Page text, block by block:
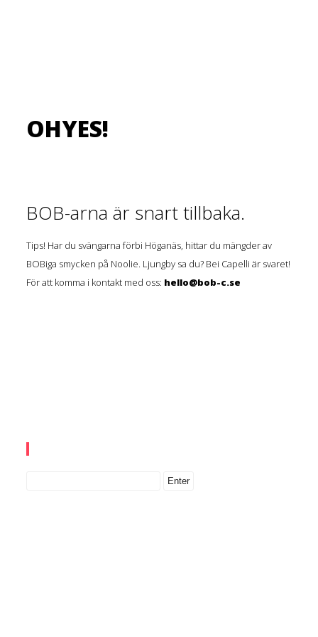
OHYES!
BOB-arna är snart tillbaka.
Tips! Har du svängarna förbi Höganäs, hittar du mängder av
BOBiga smycken på Noolie. Ljungby sa du? Bei Capelli är svaret!
För att komma i kontakt med oss: hello@bob-c.se